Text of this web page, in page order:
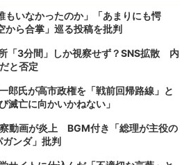
もいなかったのか」「あまりにも愕
ら合掌」巡る投稿を批判
「3分間」しか視察せず？SNS拡散 内
と否定
郎氏が高市政権を「戦前回帰路線」と
亡に向かいかねない」
動画が炎上 BGM付き「総理が主役の
ンダ」批判